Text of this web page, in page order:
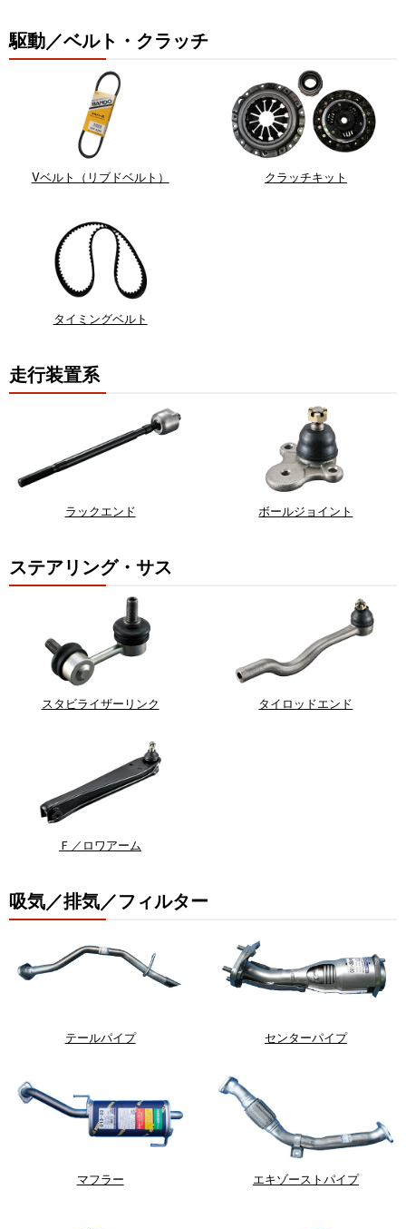
駆動／ベルト・クラッチ
Vベルト（リブドベルト） クラッチキット
タイミングベルト
走行装置系
ラックエンド ボールジョイント
ステアリング・サス
スタビライザーリンク タイロッドエンド
Ｆ／ロワアーム
吸気／排気／フィルター
テールパイプ センターパイプ
マフラー エキゾーストパイプ